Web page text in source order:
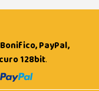
Bonifico, PayPal,
128bit.